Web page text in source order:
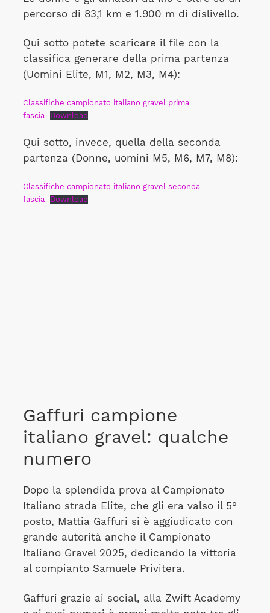
percorso di 83,1 km e 1.900 m di dislivello.
Qui sotto potete scaricare il file con la
classifica generare della prima partenza
(Uomini Elite, M1, M2, M3, M4):
Classifiche campionato italiano gravel prima
fascia
Download
Qui sotto, invece, quella della seconda
partenza (Donne, uomini M5, M6, M7, M8):
Classifiche campionato italiano gravel seconda
fascia
Download
Gaffuri campione
italiano gravel: qualche
numero
Dopo la splendida prova al Campionato
Italiano strada Elite, che gli era valso il 5°
posto, Mattia Gaffuri si è aggiudicato con
grande autorità anche il Campionato
Italiano Gravel 2025, dedicando la vittoria
al compianto Samuele Privitera.
Gaffuri grazie ai social, alla Zwift Academy